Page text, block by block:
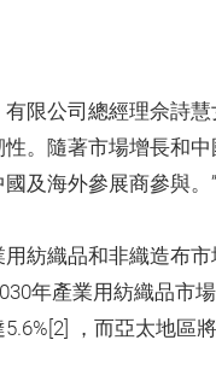
限公司總經理佘詩
。隨著市場增長和
及海外參展商參與。”
紡織品和非織造布
年產業用紡織品市
，而亞太地區